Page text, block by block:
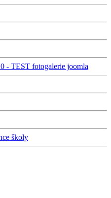
- TEST fotogalerie joomla
školy